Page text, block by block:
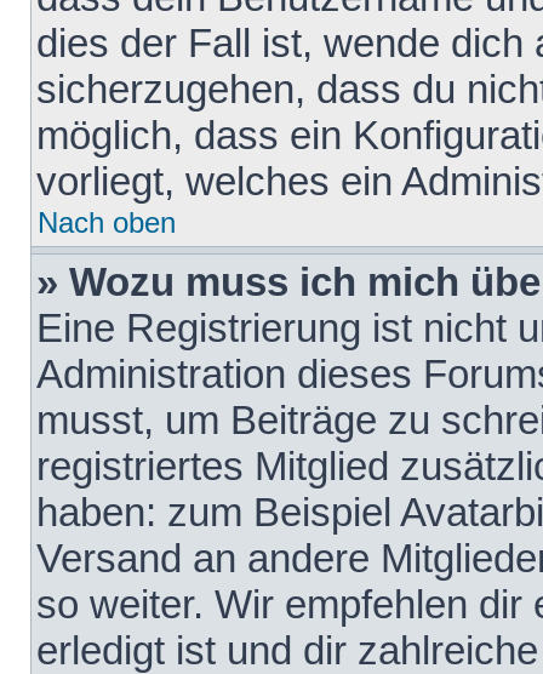
dies der Fall ist, wende dich
sicherzugehen, dass du
möglich, dass ein
vorliegt, welches ein
Nach oben
» Wozu muss ich mich
Eine Registrierung ist nicht
Administration dieses
musst, um Beiträge zu
registriertes Mitglied
haben: zum Beispiel
Versand an andere
so weiter. Wir empfehlen
erledigt ist und dir